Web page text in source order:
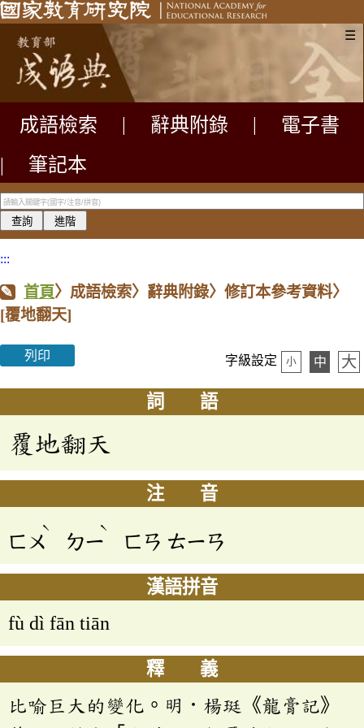
☰
成語檢索 辭典附錄
電子書
|
筆記本
:::
首頁〉成語檢索〉辭典附錄〉修訂本參考資料〉
[覆地翻天]
列印 字級設定 小 中 大
詞 語
覆地翻天
注 音
ㄈㄨ
ˋ
ㄉㄧ
ˋ
ㄈㄢ ㄊㄧㄢ
漢語拼音
fù dì fān tiān
釋 義
比喻巨大的變化。明．楊珽《龍膏記》